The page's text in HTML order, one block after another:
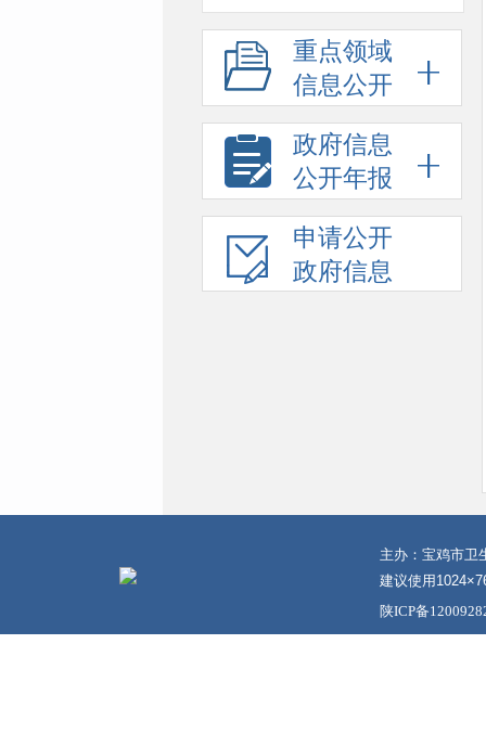
重点领域
信息公开
政府信息
公开年报
申请公开
政府信息
主办：宝鸡市卫
建议使用
陕ICP备